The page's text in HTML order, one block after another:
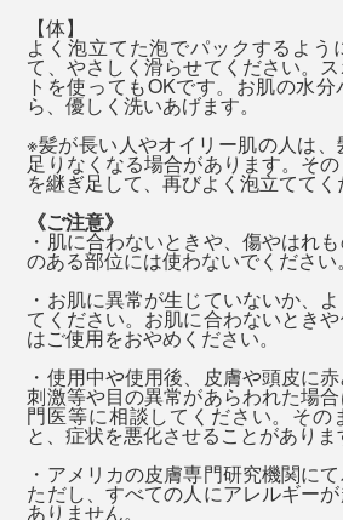
ュをイメージした香り。
爽やかなレモンやペパーミント、
パーを中心に、こちらも天然オイル
す。
香りを感じる嗅覚は、私たちの五
をコントロールする、脳の大脳辺
す。
洗ってください。
※髪が長い人やオイリー肌の人は、髪を洗った後の
す。そのときは、シャンプーを継ぎ足して、再びよ
全身を洗ったら、一気にシャワー
天然岩塩は溶けやすく、岩
『MANGETSU（満月）』『
りも溶けていくので、バスソルト
入れることをおすすめします。
38～40℃のややぬるめのお湯に、
くり浸かりましょう。浸かった後は
に、そのまま上がってください（
ほとんど残りません）
湯船に入れると、香りも溶けてい
くなりますが、ミネラル豊富なお
ぬるめのお湯でも、体がよく温まり
実は、MONOCOの原稿の〆切日
『MANGETSU（満月）』『
うようになってからは、忙しくても
へ入るようになりました！
香りを感じると、山や公園で自然
地よさを思い出して、それまでの
る”からでしょうか。
シャワーを浴びているうちに、急
【体】
よく泡立てた泡でパックするよう
て、やさしく滑らせてください。
トを使ってもOKです。お肌の水
ら、優しく洗いあげます。
※髪が長い人やオイリー肌の人は
足りなくなる場合があります。そ
を継ぎ足して、再びよく泡立ててく
《ご注意》
・肌に合わないときや、傷やはれ
のある部位には使わないでください。
・お肌に異常が生じていないか、
てください。お肌に合わないとき
はご使用をおやめください。
・使用中や使用後、皮膚や頭皮に
刺激等や目の異常があらわれた場
門医等に相談してください。その
と、症状を悪化させることがありま
・アメリカの皮膚専門研究機関に
ただし、すべての人にアレルギー
ありません。